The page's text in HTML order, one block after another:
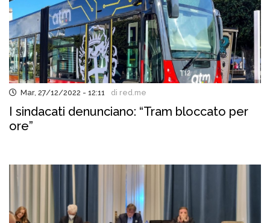
Mar, 27/12/2022 - 12:11 di red.me
I sindacati denunciano: “Tram bloccato per
ore”